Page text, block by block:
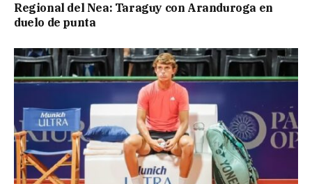
Regional del Nea: Taraguy con Aranduroga en
duelo de punta